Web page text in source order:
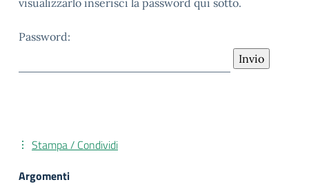
visualizzarlo inserisci la password qui sotto.
Password:
Stampa / Condividi
Argomenti